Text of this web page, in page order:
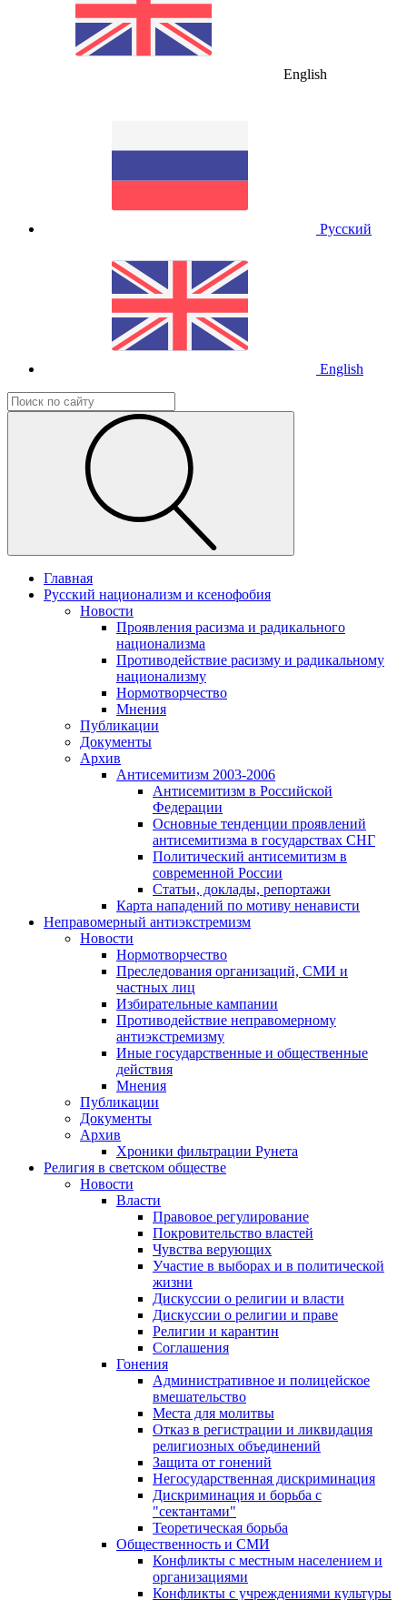
English
Русский
English
Главная
Русский национализм и ксенофобия
Новости
Проявления расизма и радикального
национализма
Противодействие расизму и радикальному
национализму
Нормотворчество
Мнения
Публикации
Документы
Архив
Антисемитизм 2003-2006
Антисемитизм в Российской
Федерации
Основные тенденции проявлений
антисемитизма в государствах СНГ
Политический антисемитизм в
современной России
Статьи, доклады, репортажи
Карта нападений по мотиву ненависти
Неправомерный антиэкстремизм
Новости
Нормотворчество
Преследования организаций, СМИ и
частных лиц
Избирательные кампании
Противодействие неправомерному
антиэкстремизму
Иные государственные и общественные
действия
Мнения
Публикации
Документы
Архив
Хроники фильтрации Рунета
Религия в светском обществе
Новости
Власти
Правовое регулирование
Покровительство властей
Чувства верующих
Участие в выборах и в политической
жизни
Дискуссии о религии и власти
Дискуссии о религии и праве
Религии и карантин
Соглашения
Гонения
Административное и полицейское
вмешательство
Места для молитвы
Отказ в регистрации и ликвидация
религиозных объединений
Защита от гонений
Негосударственная дискриминация
Дискриминация и борьба с
"сектантами"
Теоретическая борьба
Общественность и СМИ
Конфликты с местным населением и
организациями
Конфликты с учреждениями культуры